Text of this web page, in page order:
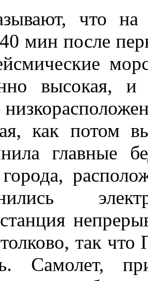
что
мин после
высокая, и
как потом
главные
так
Самолет,